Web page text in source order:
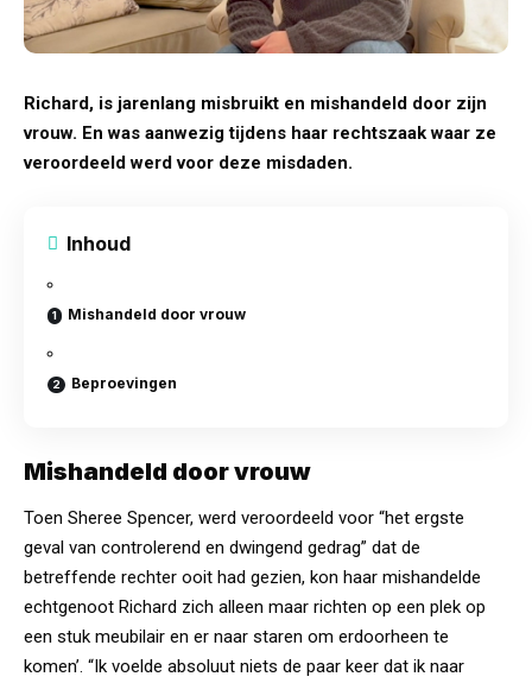
Richard, is jarenlang misbruikt en mishandeld door zijn
vrouw. En was aanwezig tijdens haar rechtszaak waar ze
veroordeeld werd voor deze misdaden.
Inhoud
Mishandeld door vrouw
Beproevingen
Mishandeld door vrouw
Toen Sheree Spencer, werd veroordeeld voor “het ergste
geval van controlerend en dwingend gedrag” dat de
betreffende rechter ooit had gezien, kon haar mishandelde
echtgenoot Richard zich alleen maar richten op een plek op
een stuk meubilair en er naar staren om erdoorheen te
komen’. “Ik voelde absoluut niets de paar keer dat ik naar